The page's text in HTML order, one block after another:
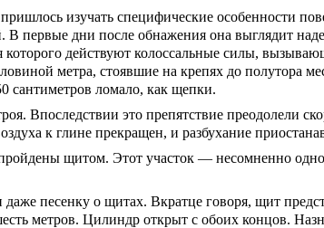
изучать специфические особенности
В первые дни после обнажения она выглядит
действуют колоссальные силы,
метра, стоявшие на крепях до полутора
сантиметров ломало, как щепки.
Впоследствии это препятствие преодолели
к глине прекращен, и разбухание
щитом. Этот участок — несомненно
песенку о щитах. Вкратце говоря, щит
метров. Цилиндр открыт с обоих концов.